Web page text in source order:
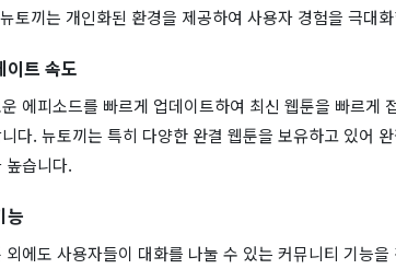
토끼는 개인화된 환경을 제공하여 사용자 경험을 극대
이트 속도
에피소드를 빠르게 업데이트하여 최신 웹툰을 빠르게
다. 뉴토끼는 특히 다양한 완결 웹툰을 보유하고 있어
높습니다.
능
외에도 사용자들이 대화를 나눌 수 있는 커뮤니티 기능